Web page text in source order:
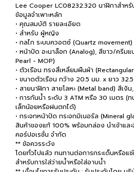
Lee Cooper LC08232.320 นาฬิกาสำห
ข้อมูลจำเพาะหลัก
• คุณสมบัติ รายละเอียด
• สำหรับ ผู้หญิง
• กลไก ระบบควอตซ์ (Quartz movement)
• หน้าปัด อะนาล็อก (Analog), สีขาว/ครีม
Pearl - MOP)
• ตัวเรือน ทรงสี่เหลี่ยมผืนผ้า
• ขนาดตัวเรือน กว้าง 20.5 มม. x ยาว
• สายนาฬิกา สายโลหะ (Metal band) สีเงิ
• การกันน้ำ ระดับ 3 ATM หรือ 30 เมตร (
เล็กน้อยหรือฝนตกได้)
• กระจกหน้าปัด กระจกมิเนอรัล (Mineral
สินค้าของแท้ 100% พร้อมกล่อง นำเข้าแล
คอร์ปอเรชั่น จำกัด
** ข้อควรระวัง
โดยทั่วไปแล้ว ทนทานต่อการกระเด็นหรือแช่
สำหรับการใส่ว่ายน้ำหรือใส่อาบน้ำ